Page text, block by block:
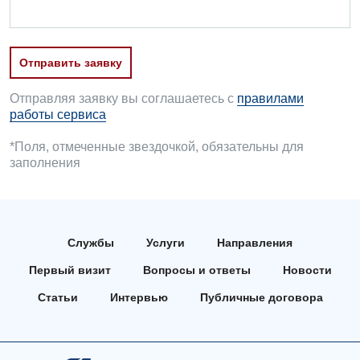
Для взрослых
Акушерство и гинекология
Аллергология, иммунология
Вакцинация
Гастроэнтерология
Гинекологическое отделение
Дерматовенерология
Скорая медицинская помощь
Терапевтическое отделение
Хирургическое отделение
Эндоскопическое отделение
Национальный скрининг здоровья 40+
Украинский
Русский
Отправить заявку
Отправляя заявку вы соглашаетесь с правилами
работы сервиса
*Поля, отмеченные звездочкой, обязательны для
заполнения
Службы Услуги Направления
Первый визит Вопросы и ответы Новости
Статьи Интервью Публичные договора